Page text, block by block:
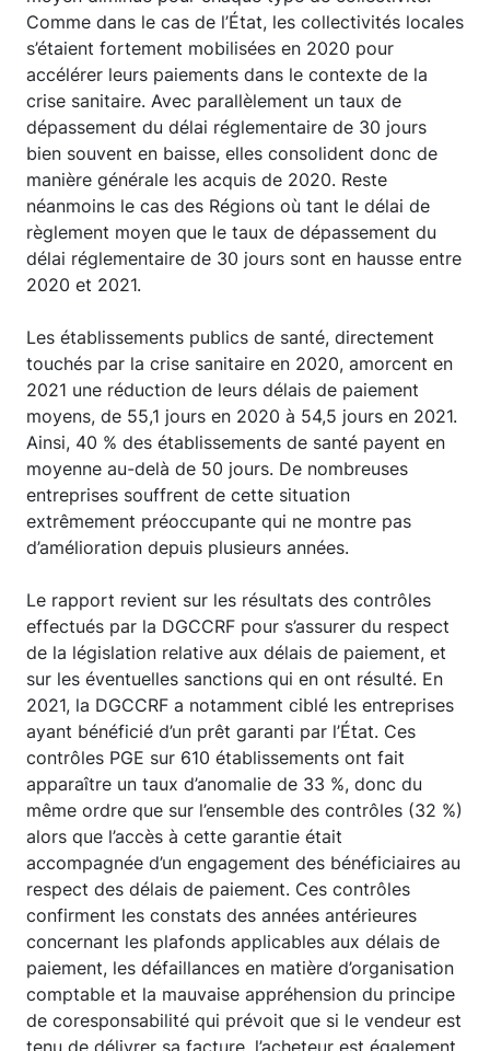
Comme dans le cas de l’État, les collectivités locales
s’étaient fortement mobilisées en 2020 pour
accélérer leurs paiements dans le contexte de la
crise sanitaire. Avec parallèlement un taux de
dépassement du délai réglementaire de 30 jours
bien souvent en baisse, elles consolident donc de
manière générale les acquis de 2020. Reste
néanmoins le cas des Régions où tant le délai de
règlement moyen que le taux de dépassement du
délai réglementaire de 30 jours sont en hausse entre
2020 et 2021.
Les établissements publics de santé, directement
touchés par la crise sanitaire en 2020, amorcent en
2021 une réduction de leurs délais de paiement
moyens, de 55,1 jours en 2020 à 54,5 jours en 2021.
Ainsi, 40 % des établissements de santé payent en
moyenne au-delà de 50 jours. De nombreuses
entreprises souffrent de cette situation
extrêmement préoccupante qui ne montre pas
d’amélioration depuis plusieurs années.
Le rapport revient sur les résultats des contrôles
effectués par la DGCCRF pour s’assurer du respect
de la législation relative aux délais de paiement, et
sur les éventuelles sanctions qui en ont résulté. En
2021, la DGCCRF a notamment ciblé les entreprises
ayant bénéficié d’un prêt garanti par l’État. Ces
contrôles PGE sur 610 établissements ont fait
apparaître un taux d’anomalie de 33 %, donc du
même ordre que sur l’ensemble des contrôles (32 %)
alors que l’accès à cette garantie était
accompagnée d’un engagement des bénéficiaires au
respect des délais de paiement. Ces contrôles
confirment les constats des années antérieures
concernant les plafonds applicables aux délais de
paiement, les défaillances en matière d’organisation
comptable et la mauvaise appréhension du principe
de coresponsabilité qui prévoit que si le vendeur est
tenu de délivrer sa facture, l’acheteur est également